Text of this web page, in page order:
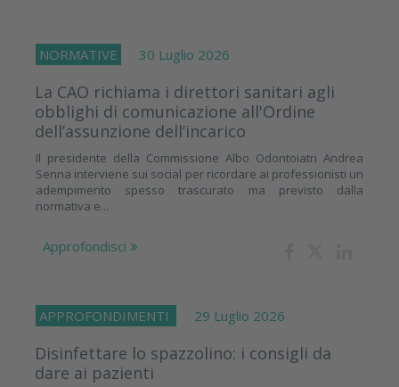
NORMATIVE 30 Luglio 2026
La CAO richiama i direttori sanitari agli
obblighi di comunicazione all'Ordine
dell’assunzione dell’incarico
Il presidente della Commissione Albo Odontoiatri Andrea
Senna interviene sui social per ricordare ai professionisti un
adempimento spesso trascurato ma previsto dalla
normativa e...
Approfondisci
APPROFONDIMENTI 29 Luglio 2026
Disinfettare lo spazzolino: i consigli da
dare ai pazienti